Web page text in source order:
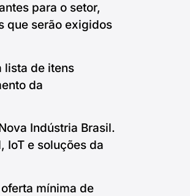
para o setor,
que serão exigidos
lista de itens
da
Indústria Brasil.
IoT e soluções da
mínima de